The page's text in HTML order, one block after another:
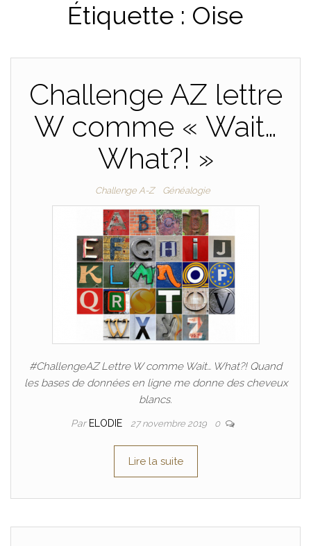
Étiquette : Oise
Challenge AZ lettre
W comme « Wait…
What?! »
Challenge A-Z Généalogie
#ChallengeAZ Lettre W comme Wait… What?! Quand
les bases de données en ligne me donne des cheveux
blancs.
Par ELODIE 27 novembre 2019 0
Lire la suite